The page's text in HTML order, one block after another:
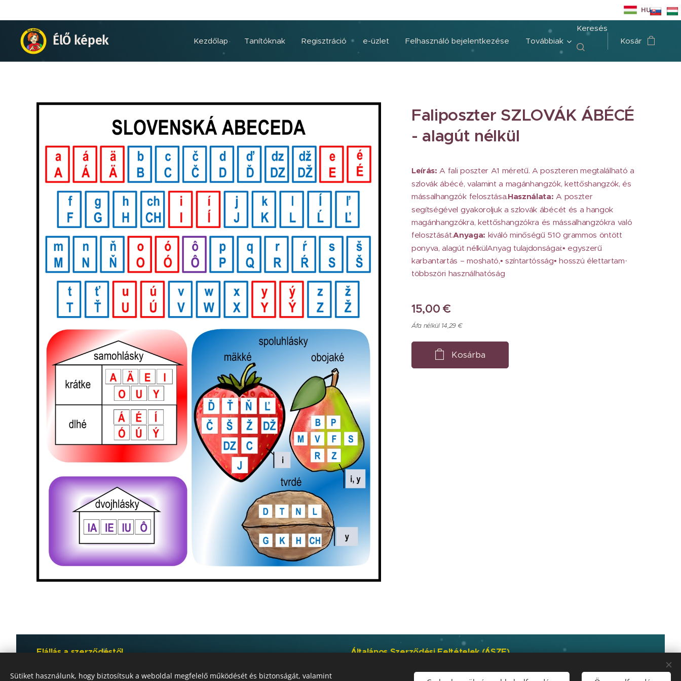
HU
ÉlŐ képek Kezdőlap Tanítóknak Regisztráció e-üzlet Felhasználó bejelentkezése Továbbiak
Keresés
Kosár
Faliposzter SZLOVÁK ÁBÉCÉ
- alagút nélkül
Leírás: A fali poszter A1 méretű. A poszteren megtalálható a
szlovák ábécé, valamint a magánhangzók, kettőshangzók, és
mássalhangzók felosztása.Használata: A poszter
segítségével gyakoroljuk a szlovák ábécét és a hangok
magánhangzókra, kettőshangzókra és mássalhangzókra való
felosztását.Anyaga: kiváló minőségű 510 grammos öntött
ponyva, alagút nélkülAnyag tulajdonságai:• egyszerű
karbantartás – mosható,• színtartósság• hosszú élettartam·
többszöri használhatóság
15,00 €
Áfa nélkül 14,29 €
Kosárba
Elállás a szerződéstől Általános Szerződési Feltételek (ÁSZF)
Sütiket használunk, hogy biztosítsuk a weboldal megfelelő működését és biztonságát, valamint